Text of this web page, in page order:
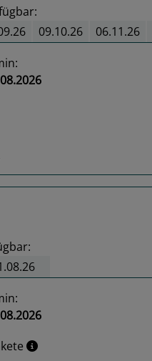
09.10.26 06.11.26